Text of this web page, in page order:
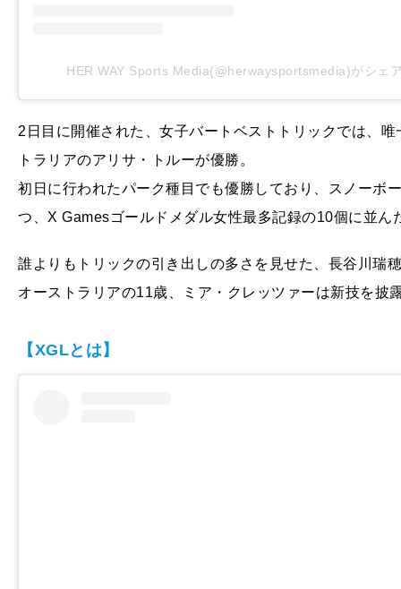
HER WAY Sports Media(@herwaysportsmedia)がシェ
2日目に開催された、女子バートベストトリックでは、
トラリアのアリサ・トルーが優勝。
初日に行われたパーク種目でも優勝しており、スノーボ
つ、X Gamesゴールドメダル女性最多記録の10個に並ん
誰よりもトリックの引き出しの多さを見せた、長谷川瑞
オーストラリアの11歳、ミア・クレッツァーは新技を披
【XGLとは】